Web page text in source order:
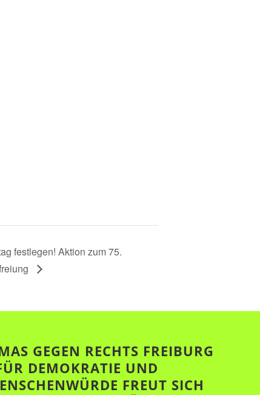
festlegen! Aktion zum 75.
GEGEN RECHTS FREIBURG
DEMOKRATIE UND
FREUT SICH